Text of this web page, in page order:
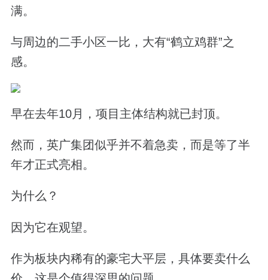
满。
与周边的二手小区一比，大有“鹤立鸡群”之
感。
早在去年10月，项目主体结构就已封顶。
然而，英广集团似乎并不着急卖，而是等了半
年才正式亮相。
为什么？
因为它在观望。
作为板块内稀有的豪宅大平层，具体要卖什么